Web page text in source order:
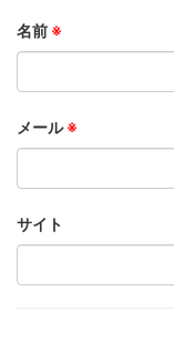
名前 ※
メール※
サイト